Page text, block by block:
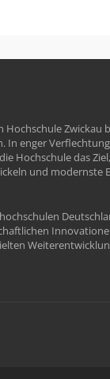
Hochschule Zwickau
In enger
Hochschule das
und modernste